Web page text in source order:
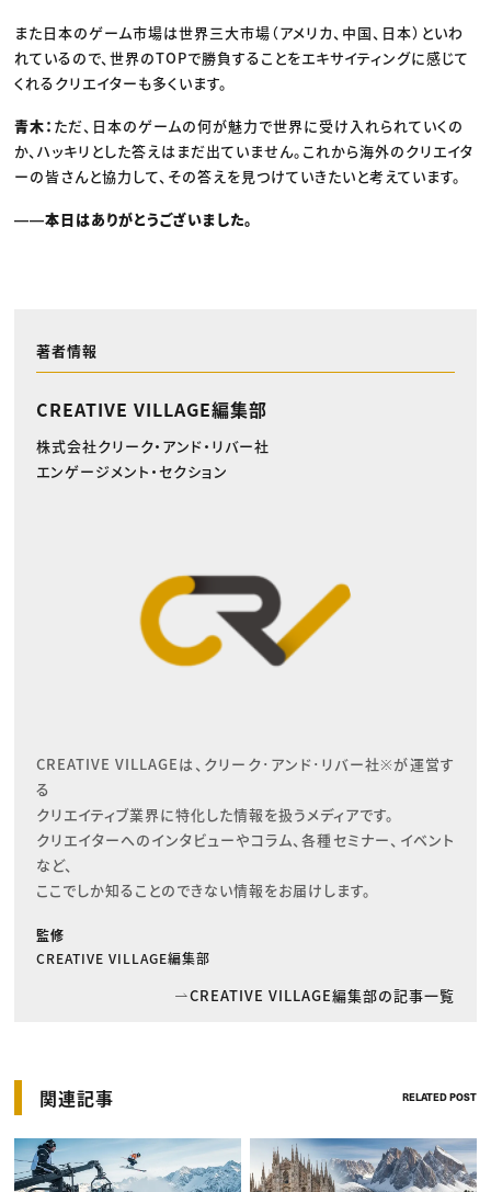
また日本のゲーム市場は世界三大市場（アメリカ、中国、日本）といわ
れているので、世界のTOPで勝負することをエキサイティングに感じて
くれるクリエイターも多くいます。
青木： ただ、日本のゲームの何が魅力で世界に受け入れられていくの
か、ハッキリとした答えはまだ出ていません。これから海外のクリエイタ
ーの皆さんと協力して、その答えを見つけていきたいと考えています。
――本日はありがとうございました。
著者情報
CREATIVE VILLAGE編集部
株式会社クリーク・アンド・リバー社
エンゲージメント・セクション
CREATIVE VILLAGEは、クリーク･アンド･リバー社※が運営す
る
クリエイティブ業界に特化した情報を扱うメディアです。
クリエイターへのインタビューやコラム、各種セミナー、イベント
など、
ここでしか知ることのできない情報をお届けします。
監修
CREATIVE VILLAGE編集部
CREATIVE VILLAGE編集部の記事一覧
関連記事 RELATED POST